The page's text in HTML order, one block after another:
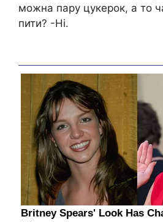
можна пару цукерок, а то
пити? -Ні.